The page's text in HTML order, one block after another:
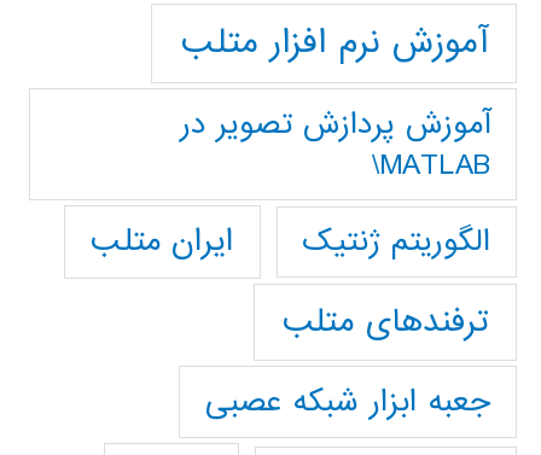
آموزش نرم افزار متلب
آموزش پردازش تصوير در
MATLAB\
الگوریتم ژنتیک
ایران متلب
ترفندهای متلب
جعبه ابزار شبکه عصبی